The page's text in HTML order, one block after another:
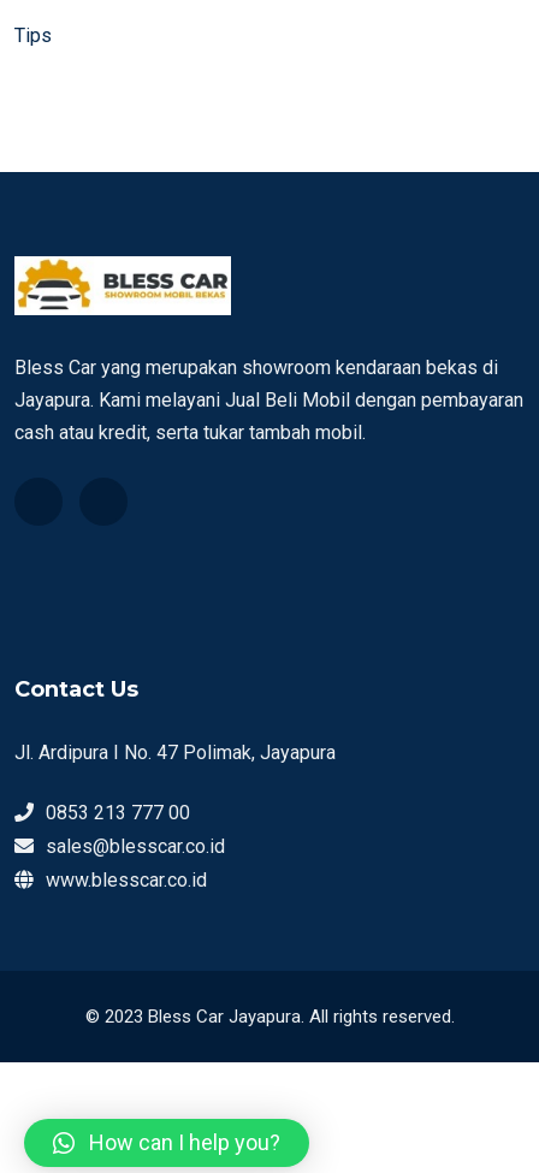
Tips
Bless Car yang merupakan showroom kendaraan bekas di
Jayapura. Kami melayani Jual Beli Mobil dengan pembayaran
cash atau kredit, serta tukar tambah mobil.
Contact Us
Jl. Ardipura I No. 47 Polimak, Jayapura
0853 213 777 00
sales@blesscar.co.id
www.blesscar.co.id
© 2023 Bless Car Jayapura. All rights reserved.
How can I help you?